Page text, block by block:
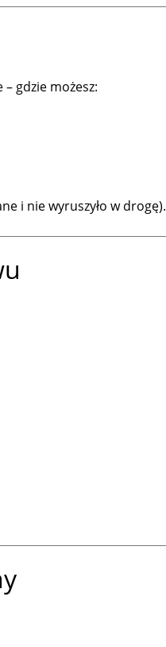
gdzie możesz:
i nie wyruszyło w drogę).